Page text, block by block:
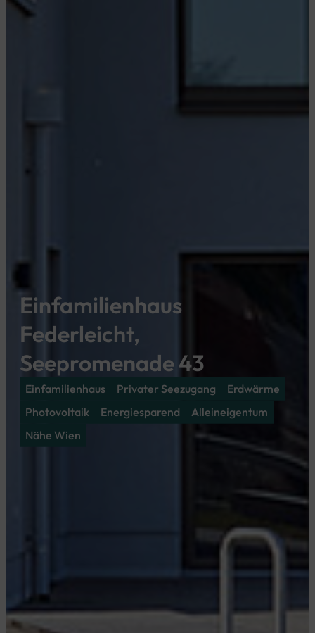
Einfamilienhaus
Federleicht,
Seepromenade 43
Einfamilienhaus Privater Seezugang
Erdwärme
Photovoltaik
Energiesparend
Alleineigentum
Nähe Wien